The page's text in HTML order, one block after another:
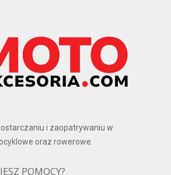
i zaopatrywaniu w
oraz rowerowe.
POMOCY?